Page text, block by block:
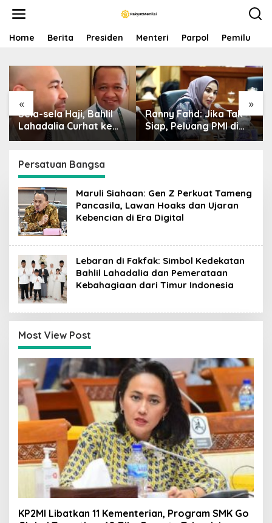
Home Berita Presiden Menteri Parpol Pemilu
« »
Sela-sela Haji, Bahlil
Lahadalia Curhat ke
Raffi Ahmad: Saya
Pencipta Lagu MBG,
Ajak Makan
Ranny Fahd: Jika Tak
Siap, Peluang PMI di
Jepang Bisa Jadi
Persatuan Bangsa
Maruli Siahaan: Gen Z Perkuat Tameng
Pancasila, Lawan Hoaks dan Ujaran
Kebencian di Era Digital
Lebaran di Fakfak: Simbol Kedekatan
Bahlil Lahadalia dan Pemerataan
Kebahagiaan dari Timur Indonesia
Most View Post
KP2MI Libatkan 11 Kementerian, Program SMK Go